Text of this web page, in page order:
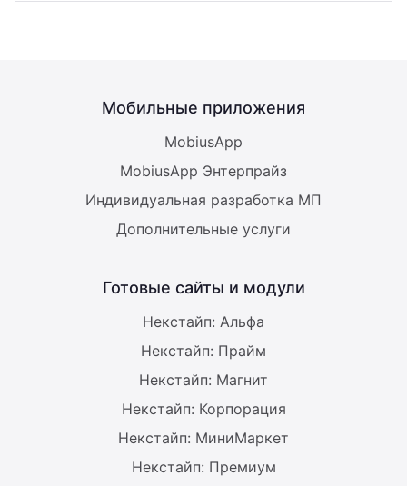
Мобильные приложения
MobiusApp
MobiusApp Энтерпрайз
Индивидуальная разработка МП
Дополнительные услуги
Готовые сайты и модули
Некстайп: Альфа
Некстайп: Прайм
Некстайп: Магнит
Некстайп: Корпорация
Некстайп: МиниМаркет
Некстайп: Премиум